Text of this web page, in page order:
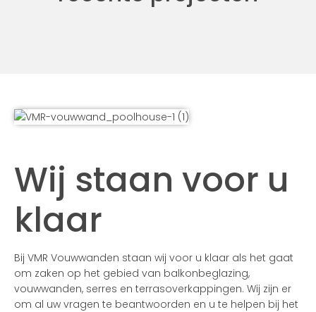
Wij staan voor u
klaar
Bij VMR Vouwwanden staan wij voor u klaar als het gaat
om zaken op het gebied van balkonbeglazing,
vouwwanden, serres en terrasoverkappingen. Wij zijn er
om al uw vragen te beantwoorden en u te helpen bij het